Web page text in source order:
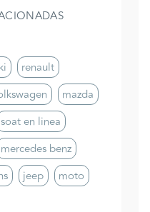
renault
mazda
soat en linea
mercedes benz
jeep
moto